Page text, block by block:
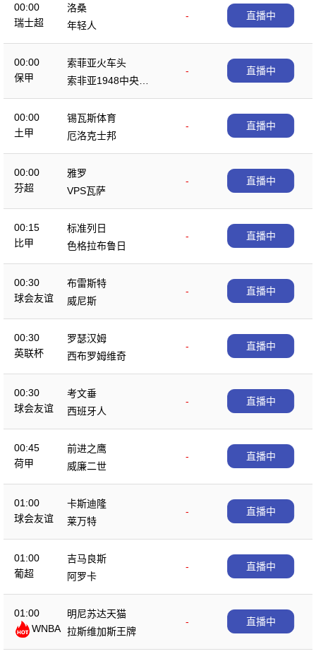
00:00
瑞士超
洛桑
-
年轻人
直播中
00:00
保甲
索菲亚火车头
-
索非亚1948中央陆
军
直播中
00:00
土甲
锡瓦斯体育
-
厄洛克士邦
直播中
00:00
芬超
雅罗
-
VPS瓦萨
直播中
00:15
比甲
标准列日
-
色格拉布鲁日
直播中
00:30
球会友谊
布雷斯特
-
威尼斯
直播中
00:30
英联杯
罗瑟汉姆
-
西布罗姆维奇
直播中
00:30
球会友谊
考文垂
-
西班牙人
直播中
00:45
荷甲
前进之鹰
-
威廉二世
直播中
01:00
球会友谊
卡斯迪隆
-
莱万特
直播中
01:00
葡超
吉马良斯
-
阿罗卡
直播中
01:00
WNBA
明尼苏达天猫
-
拉斯维加斯王牌
直播中